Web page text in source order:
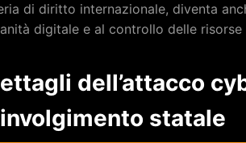
di diritto internazionale, diventa
digitale e al controllo delle
dell’attacco
statale